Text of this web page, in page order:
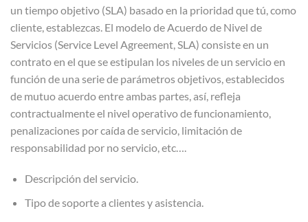
un tiempo objetivo (SLA) basado en la prioridad que tú, como
cliente, establezcas. El modelo de Acuerdo de Nivel de
Servicios (Service Level Agreement, SLA) consiste en un
contrato en el que se estipulan los niveles de un servicio en
función de una serie de parámetros objetivos, establecidos
de mutuo acuerdo entre ambas partes, así, refleja
contractualmente el nivel operativo de funcionamiento,
penalizaciones por caída de servicio, limitación de
responsabilidad por no servicio, etc….
Descripción del servicio.
Tipo de soporte a clientes y asistencia.